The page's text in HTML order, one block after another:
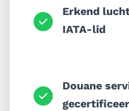
Erkend
IATA-lid
Douane